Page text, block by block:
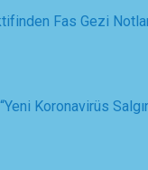
Fas Gezi
Koronavirüs